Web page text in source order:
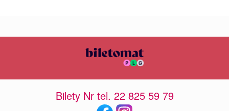
Bilety Nr tel. 22 825 59 79